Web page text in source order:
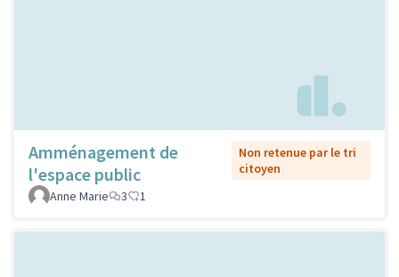
Amménagement de
l'espace public
Non retenue par le tri
citoyen
Anne Marie
3 1